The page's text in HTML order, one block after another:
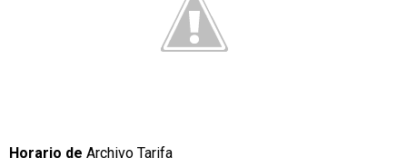
Horario de Archivo Tarifa